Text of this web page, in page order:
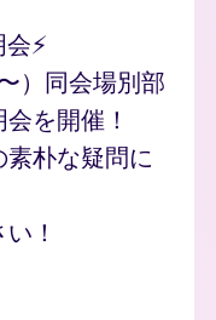
⚡️
）同会場別部
を開催！
朴な疑問に
！